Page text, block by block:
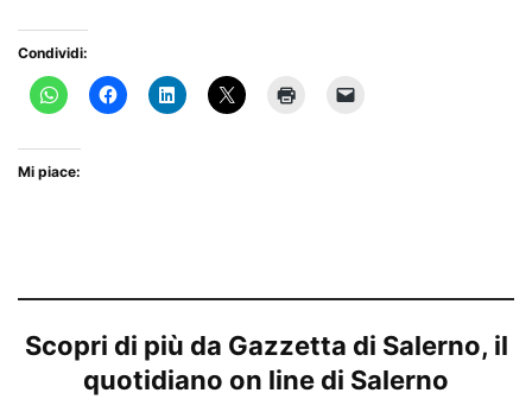
Condividi:
Mi piace:
Scopri di più da Gazzetta di Salerno, il
quotidiano on line di Salerno